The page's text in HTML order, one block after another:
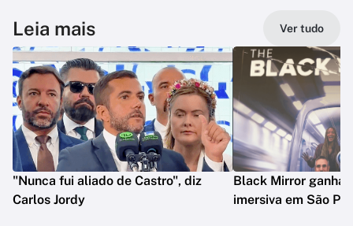
Leia mais Ver tudo
"Nunca fui aliado de Castro", diz
Carlos Jordy
Black Mirror ganha
imersiva em São